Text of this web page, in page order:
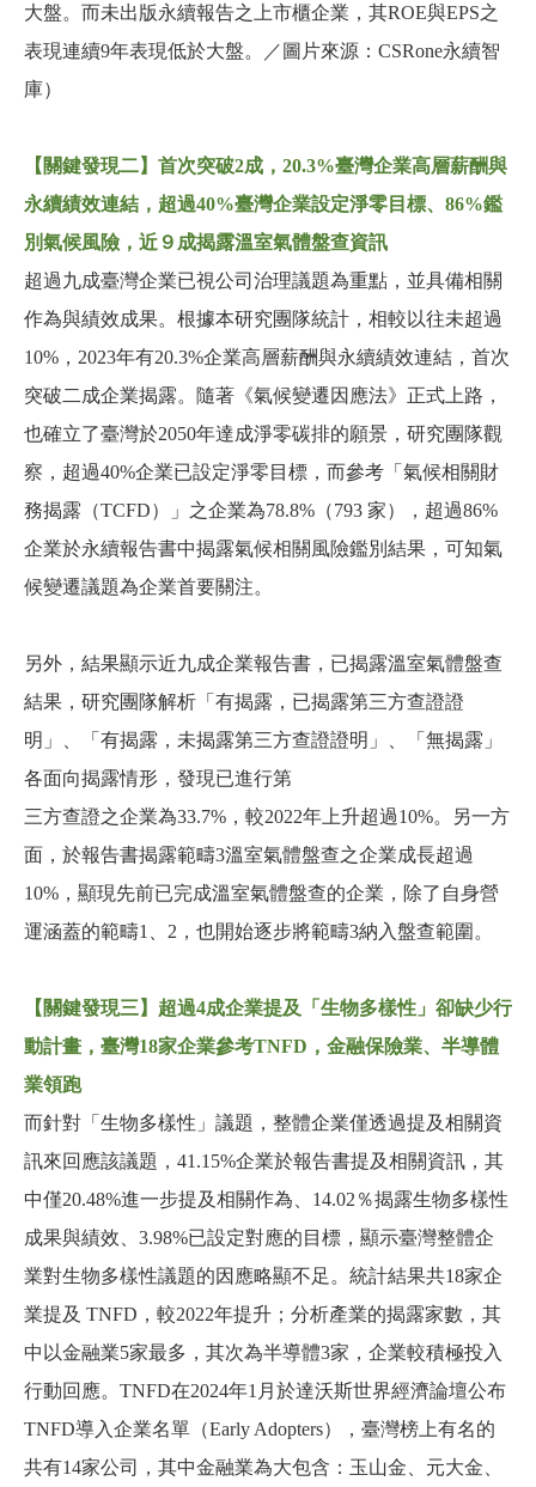
大盤。而未出版永續報告之上市櫃企業，其ROE與EPS之
表現連續9年表現低於大盤。／圖片來源：CSRone永續智
庫）
【關鍵發現二】首次突破2成，20.3%臺灣企業高層薪酬與
永續績效連結，超過40%臺灣企業設定淨零目標、86%鑑
別氣候風險，近９成揭露溫室氣體盤查資訊
超過九成臺灣企業已視公司治理議題為重點，並具備相關
作為與績效成果。根據本研究團隊統計，相較以往未超過
10%，2023年有20.3%企業高層薪酬與永續績效連結，首次
突破二成企業揭露。隨著《氣候變遷因應法》正式上路，
也確立了臺灣於2050年達成淨零碳排的願景，研究團隊觀
察，超過40%企業已設定淨零目標，而參考「氣候相關財
務揭露（TCFD）」之企業為78.8%（793 家），超過86%
企業於永續報告書中揭露氣候相關風險鑑別結果，可知氣
候變遷議題為企業首要關注。
另外，結果顯示近九成企業報告書，已揭露溫室氣體盤查
結果，研究團隊解析「有揭露，已揭露第三方查證證
明」、「有揭露，未揭露第三方查證證明」、「無揭露」
各面向揭露情形，發現已進行第
三方查證之企業為33.7%，較2022年上升超過10%。另一方
面，於報告書揭露範疇3溫室氣體盤查之企業成長超過
10%，顯現先前已完成溫室氣體盤查的企業，除了自身營
運涵蓋的範疇1、2，也開始逐步將範疇3納入盤查範圍。
【關鍵發現三】超過4成企業提及「生物多樣性」卻缺少行
動計畫，臺灣18家企業參考TNFD，金融保險業、半導體
業領跑
而針對「生物多樣性」議題，整體企業僅透過提及相關資
訊來回應該議題，41.15%企業於報告書提及相關資訊，其
中僅20.48%進一步提及相關作為、14.02％揭露生物多樣性
成果與績效、3.98%已設定對應的目標，顯示臺灣整體企
業對生物多樣性議題的因應略顯不足。統計結果共18家企
業提及 TNFD，較2022年提升；分析產業的揭露家數，其
中以金融業5家最多，其次為半導體3家，企業較積極投入
行動回應。TNFD在2024年1月於達沃斯世界經濟論壇公布
TNFD導入企業名單（Early Adopters），臺灣榜上有名的
共有14家公司，其中金融業為大包含：玉山金、元大金、